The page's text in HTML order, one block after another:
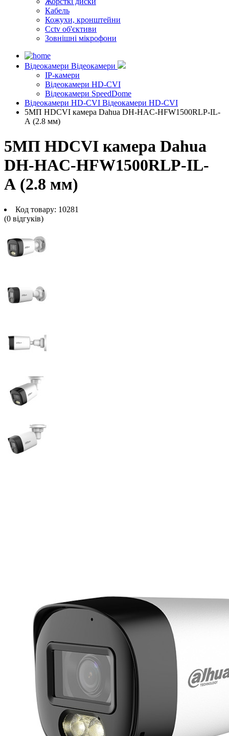
Кабель
Кожухи, кронштейни
Cctv об'єктиви
Зовнішні мікрофони
Відеокамери Відеокамери
IP-камери
Відеокамери HD-CVI
Відеокамери SpeedDome
Відеокамери HD-CVI Відеокамери HD-CVI
5МП HDCVI камера Dahua DH-HAC-HFW1500RLP-IL-
A (2.8 мм)
5МП HDCVI камера Dahua
DH-HAC-HFW1500RLP-IL-
A (2.8 мм)
Код товару: 10281
(0 вiдгукiв)